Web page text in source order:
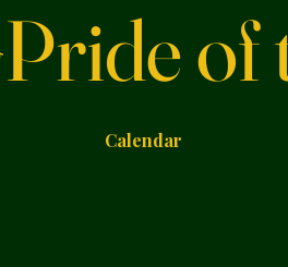
Pride of
Calendar